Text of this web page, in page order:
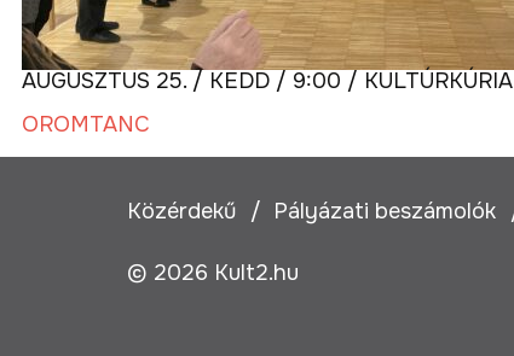
AUGUSZTUS 25. / KEDD / 9:00 / KULTÚRKÚRIA
ÖRÖMTÁNC
Közérdekű Pályázati beszámolók
© 2026 Kult2.hu